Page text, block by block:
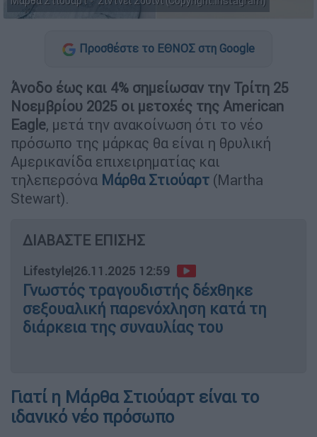
Προσθέστε το ΕΘΝΟΣ στη Google
Άνοδο έως και 4% σημείωσαν την Τρίτη 25
Νοεμβρίου 2025 οι μετοχές της American
Eagle, μετά την ανακοίνωση ότι το νέο
πρόσωπο της μάρκας θα είναι η θρυλική
Αμερικανίδα επιχειρηματίας και
τηλεπερσόνα Μάρθα Στιούαρτ (Martha
Stewart).
ΔΙΑΒΑΣΤΕ ΕΠΙΣΗΣ
Lifestyle|26.11.2025 12:59
Γνωστός τραγουδιστής δέχθηκε
σεξουαλική παρενόχληση κατά τη
διάρκεια της συναυλίας του
Γιατί η Μάρθα Στιούαρτ είναι το
ιδανικό νέο πρόσωπο